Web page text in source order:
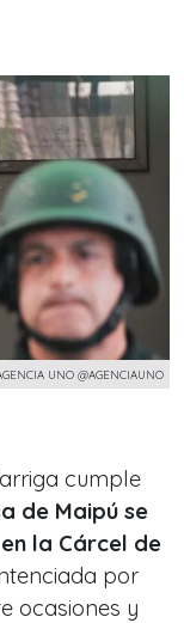
UNO @AGENCIAUNO
cumple
de Maipú se
la Cárcel de
por
ocasiones y